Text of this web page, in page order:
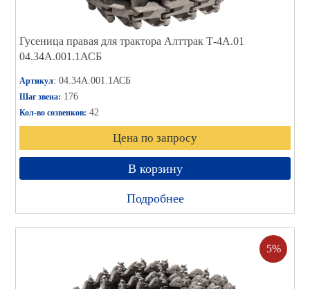
Гусеница правая для трактора Алттрак Т-4А.01
04.34А.001.1АСБ
Артикул: 04.34А.001.1АСБ
Шаг звена: 176
Кол-во созвенков: 42
Цена по запросу
В корзину
Подробнее
5%